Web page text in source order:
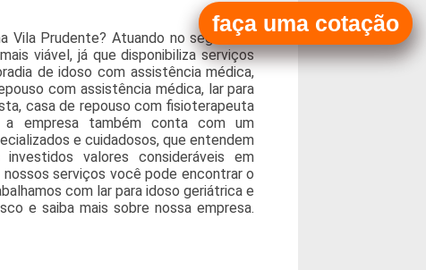
Vila Prudente? Atuando no segmento
viável, já que disponibiliza serviços
de idoso com assistência médica,
com assistência médica, lar para
casa de repouso com fisioterapeuta
empresa também conta com um
e cuidadosos, que entendem
valores consideráveis em
serviços você pode encontrar o
com lar para idoso geriátrica e
e saiba mais sobre nossa empresa.
faça uma cotação